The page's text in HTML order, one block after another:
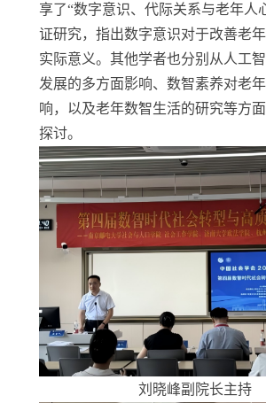
享了“数字意识、代际关系与老年人
证研究，指出数字意识对于改善老
实际意义。 其他学者也分别从人工
发展的多方面影响、数智素养对老
响，以及老年数智生活的研究等方
探讨。
刘晓峰副院长主持